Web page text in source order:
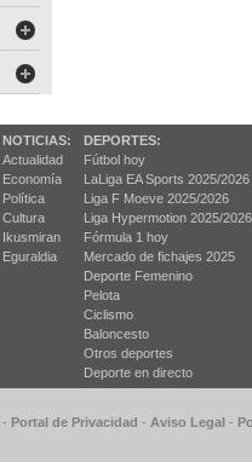
NOTICIAS:
Actualidad
Economía
Política
Cultura
Ikusmiran
Eguraldia
DEPORTES:
Fútbol hoy
LaLiga EA Sports 2025/2026
Liga F Moeve 2025/2026
Liga Hypermotion 2025/2026
Fórmula 1 hoy
Mercado de fichajes 2025
Deporte Femenino
Pelota
Ciclismo
Baloncesto
Otros deportes
Deporte en directo
- Portal de Privacidad - Aviso Legal -